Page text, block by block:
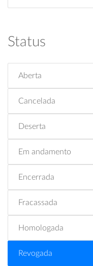
Status
Aberta
Cancelada
Deserta
Em andamento
Encerrada
Fracassada
Homologada
Revogada